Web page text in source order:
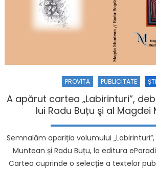
PROVITA PUBLICITATE
A apărut cartea „Labirinturi”,
lui Radu Buțu şi al Magdei
Semnalăm apariția volumului
Muntean și Radu Buțu, la editura
Cartea cuprinde o selecție a textelor